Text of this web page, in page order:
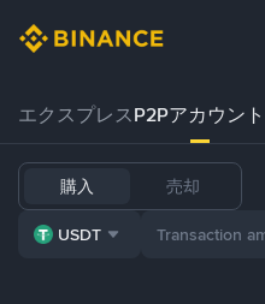
エクスプレスP2Pアカウント
購入 売却
USDT